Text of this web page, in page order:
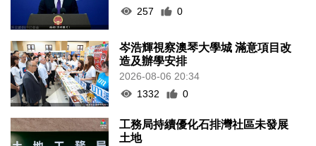
257
0
岑浩輝視察澳琴大學城 滿意項目改
造及辦學安排
2026-08-06 20:34
1332
0
工務局持續優化石排灣社區未發展
土地